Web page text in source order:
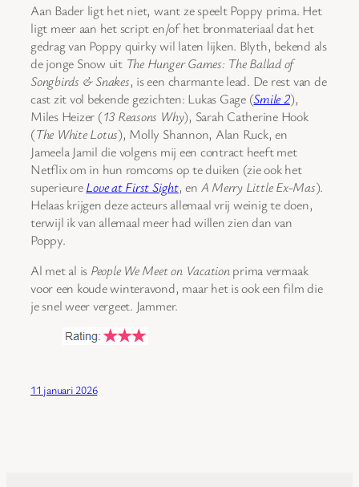
Aan Bader ligt het niet, want ze speelt Poppy prima. Het
ligt meer aan het script en/of het bronmateriaal dat het
gedrag van Poppy quirky wil laten lijken. Blyth, bekend als
de jonge Snow uit The Hunger Games: The Ballad of
Songbirds & Snakes, is een charmante lead. De rest van de
cast zit vol bekende gezichten: Lukas Gage (Smile 2),
Miles Heizer (13 Reasons Why), Sarah Catherine Hook
(The White Lotus), Molly Shannon, Alan Ruck, en
Jameela Jamil die volgens mij een contract heeft met
Netflix om in hun romcoms op te duiken (zie ook het
superieureLove at First Sight, en A Merry Little Ex-Mas).
Helaas krijgen deze acteurs allemaal vrij weinig te doen,
terwijl ik van allemaal meer had willen zien dan van
Poppy.
Al met al is People We Meet on Vacationprima vermaak
voor een koude winteravond, maar het is ook een film die
je snel weer vergeet. Jammer.
11 januari 2026